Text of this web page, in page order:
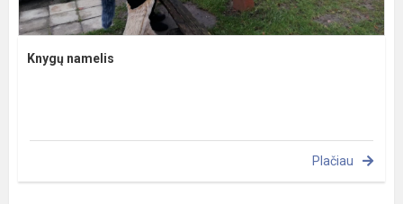
Knygų namelis
Plačiau